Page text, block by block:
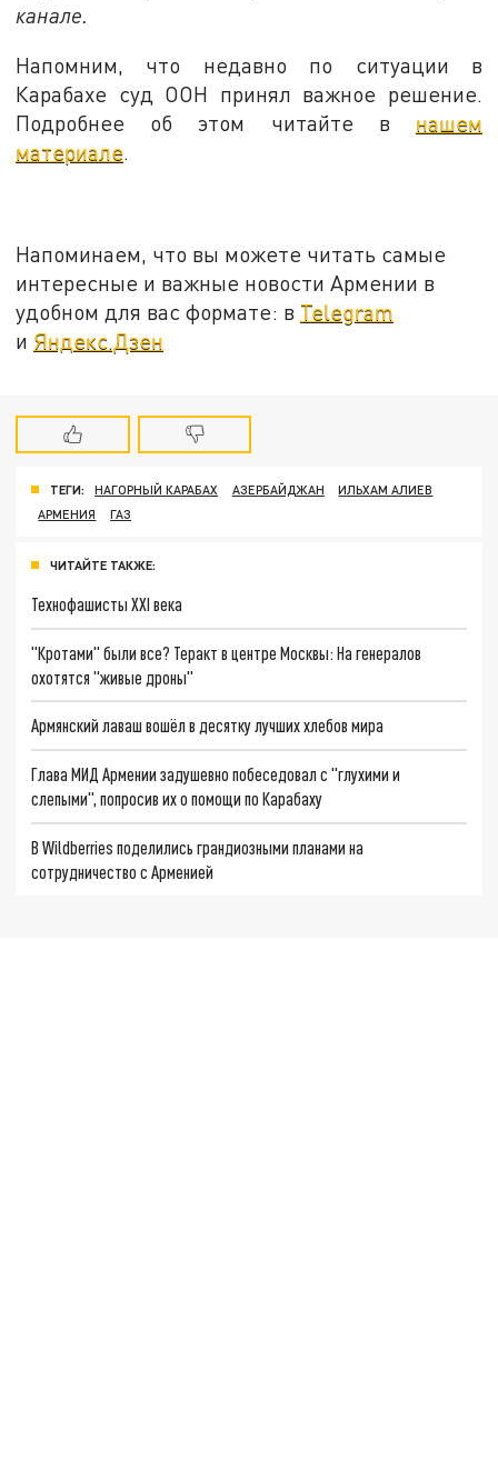
канале.
Напомним, что недавно по ситуации в
Карабахе суд ООН принял важное решение.
Подробнее об этом читайте в нашем
материале.
Напоминаем, что вы можете читать самые
интересные и важные новости Армении в
удобном для вас формате: в Telegram
и Яндекс.Дзен
ТЕГИ: НАГОРНЫЙ КАРАБАХ АЗЕРБАЙДЖАН
ИЛЬХАМ АЛИЕВ
АРМЕНИЯ
ГАЗ
ЧИТАЙТЕ ТАКЖЕ:
Технофашисты XXI века
"Кротами" были все? Теракт в центре Москвы: На генералов
охотятся "живые дроны"
Армянский лаваш вошёл в десятку лучших хлебов мира
Глава МИД Армении задушевно побеседовал с "глухими и
слепыми", попросив их о помощи по Карабаху
В Wildberries поделились грандиозными планами на
сотрудничество с Арменией